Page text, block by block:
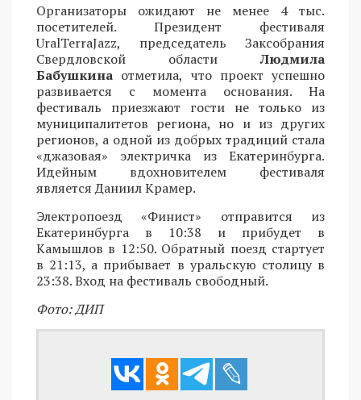
Организаторы ожидают не менее 4 тыс.
посетителей. Президент фестиваля
UralTerraJazz, председатель Заксобрания
Свердловской областиЛюдмила
Бабушкина отметила, что проект успешно
развивается с момента основания. На
фестиваль приезжают гости не только из
муниципалитетов региона, но и из других
регионов, а одной из добрых традиций стала
«джазовая» электричка из Екатеринбурга.
Идейным вдохновителем фестиваля
является Даниил Крамер.
Электропоезд «Финист» отправится из
Екатеринбурга в 10:38 и прибудет в
Камышлов в 12:50. Обратный поезд стартует
в 21:13, а прибывает в уральскую столицу в
23:38. Вход на фестиваль свободный.
Фото: ДИП